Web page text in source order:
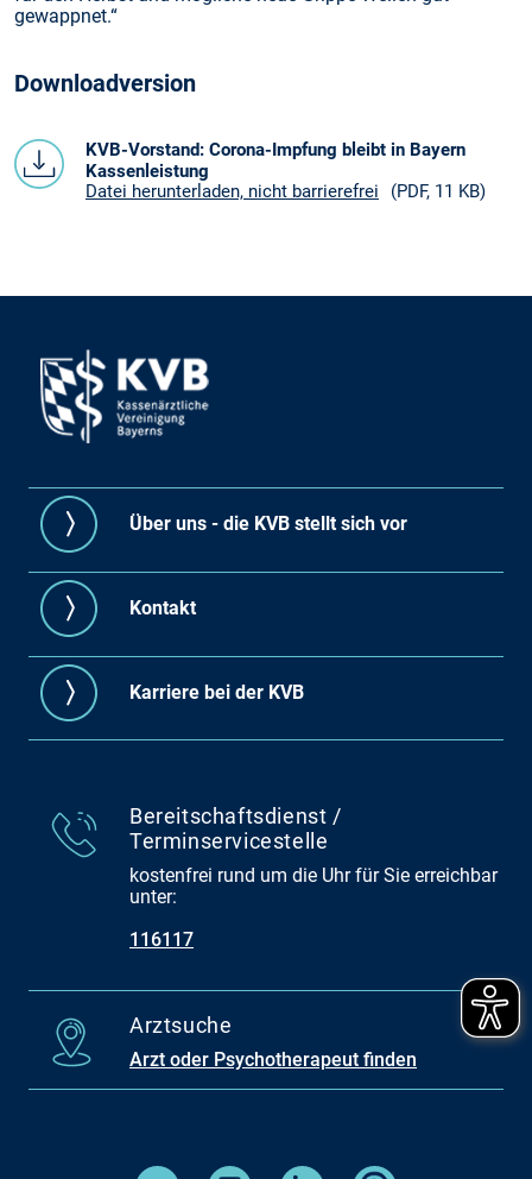
gewappnet.“
Downloadversion
KVB-Vorstand: Corona-Impfung bleibt in Bayern
Kassenleistung
Datei herunterladen, nicht barrierefrei
(PDF, 11 KB)
Über uns - die KVB stellt sich vor
Kontakt
Karriere bei der KVB
Bereitschaftsdienst /
Terminservicestelle
kostenfrei rund um die Uhr für Sie erreichbar
unter:
116117
Arztsuche
Arzt oder Psychotherapeut finden